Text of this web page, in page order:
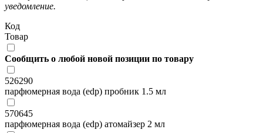
уведомление.
Код
Товар
Сообщить о любой новой позиции по товару
526290
парфюмерная вода (edp) пробник 1.5 мл
570645
парфюмерная вода (edp) атомайзер 2 мл